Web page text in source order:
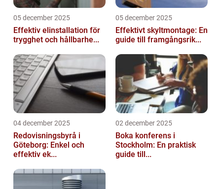
05 december 2025
Effektiv elinstallation för
trygghet och hållbarhe...
05 december 2025
Effektivt skyltmontage: En
guide till framgångsrik...
04 december 2025
Redovisningsbyrå i
Göteborg: Enkel och
effektiv ek...
02 december 2025
Boka konferens i
Stockholm: En praktisk
guide till...